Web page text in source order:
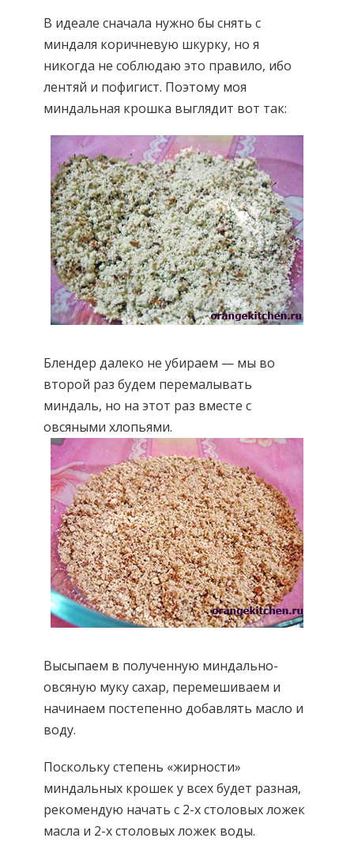
В идеале сначала нужно бы снять с
миндаля коричневую шкурку, но я
никогда не соблюдаю это правило, ибо
лентяй и пофигист. Поэтому моя
миндальная крошка выглядит вот так:
Блендер далеко не убираем — мы во
второй раз будем перемалывать
миндаль, но на этот раз вместе с
овсяными хлопьями.
Высыпаем в полученную миндально-
овсяную муку сахар, перемешиваем и
начинаем постепенно добавлять масло и
воду.
Поскольку степень «жирности»
миндальных крошек у всех будет разная,
рекомендую начать с 2-х столовых ложек
масла и 2-х столовых ложек воды.